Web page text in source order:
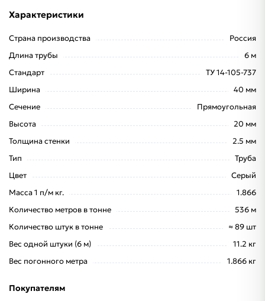
Характеристики
Страна производства
Россия
Длина трубы
6 м
Стандарт
ТУ 14-105-737
Ширина
40 мм
Сечение
Прямоугольная
Высота
20 мм
Толщина стенки
2.5 мм
Тип
Труба
Цвет
Серый
Масса 1 п/м кг.
1.866
Количество метров в тонне
536 м
Количество штук в тонне
≈ 89 шт
Вес одной штуки (6 м)
11.2 кг
Вес погонного метра
1.866 кг
Покупателям